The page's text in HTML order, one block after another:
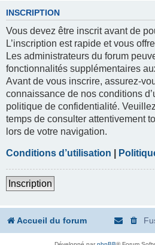
INSCRIPTION
Vous devez être inscrit avant de
L’inscription est rapide et vous
Les administrateurs du forum
fonctionnalités supplémentaires
Avant de vous inscrire, assurez-
connaissance de nos conditions
politique de confidentialité.
temps de consulter attentivement
lors de votre navigation.
Conditions d’utilisation
Inscription
Accueil du forum